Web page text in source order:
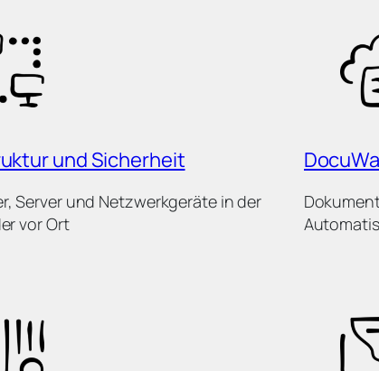
und Sicherheit
Server und Netzwerkgeräte in der
vor Ort